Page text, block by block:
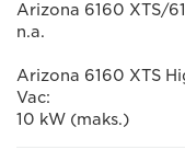
Arizona 6160 XTS/
n.a.
Arizona 6160 XTS
Vac:
10 kW (maks.)